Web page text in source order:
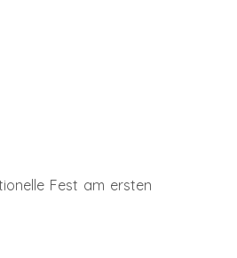
Fest am ersten